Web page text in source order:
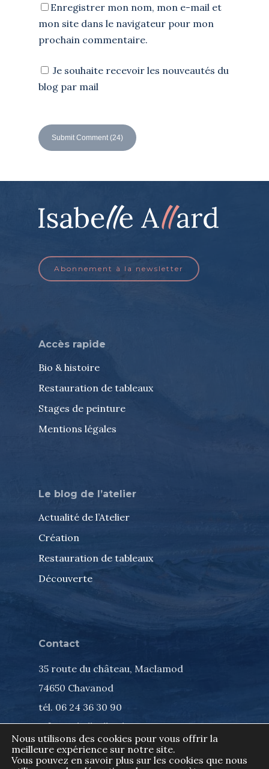
Enregistrer mon nom, mon e-mail et
mon site dans le navigateur pour mon
prochain commentaire.
Je souhaite recevoir les nouveautés du
blog par mail
Abonnement à la newsletter
Accès rapide
Bio & histoire
Restauration de tableaux
Stages de peinture
Mentions légales
Le blog de l’atelier
Actualité de l’Atelier
Création
Restauration de tableaux
Découverte
Contact
35 route du château, Maclamod
74650 Chavanod
tél. 06 24 36 30 90
info@isabelleallard.com
Nous utilisons des cookies pour vous offrir la
meilleure expérience sur notre site.
Vous pouvez en savoir plus sur les cookies que nous